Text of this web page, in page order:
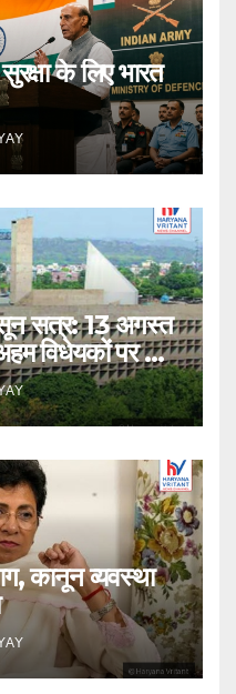
के लिए भारत
सत्र: 13 अगस्त
विधेयकों पर होगी
कानून व्यवस्था